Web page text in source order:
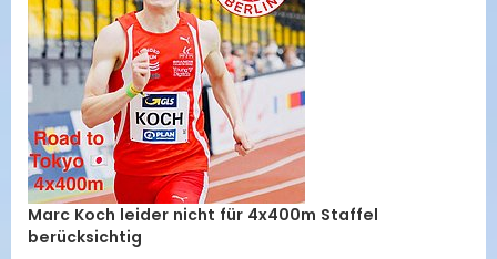
Marc Koch leider nicht für 4x400m Staffel
berücksichtig